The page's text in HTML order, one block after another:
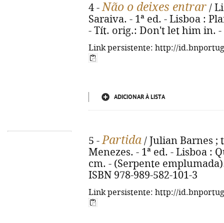
4 -Não o deixes entrar /
Saraiva. - 1ª ed. - Lisboa :
- Tít. orig.: Don't let him in. -
Link persistente: http://
ADICIONAR À LISTA
5 -Partida / Julian Barnes ;
Menezes. - 1ª ed. - Lisboa :
cm. - (Serpente
ISBN 978-989-582-101-3
Link persistente: http://